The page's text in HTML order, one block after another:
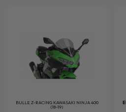
BULLE Z-RACING KAWASAKI NINJA 400
(18-19)